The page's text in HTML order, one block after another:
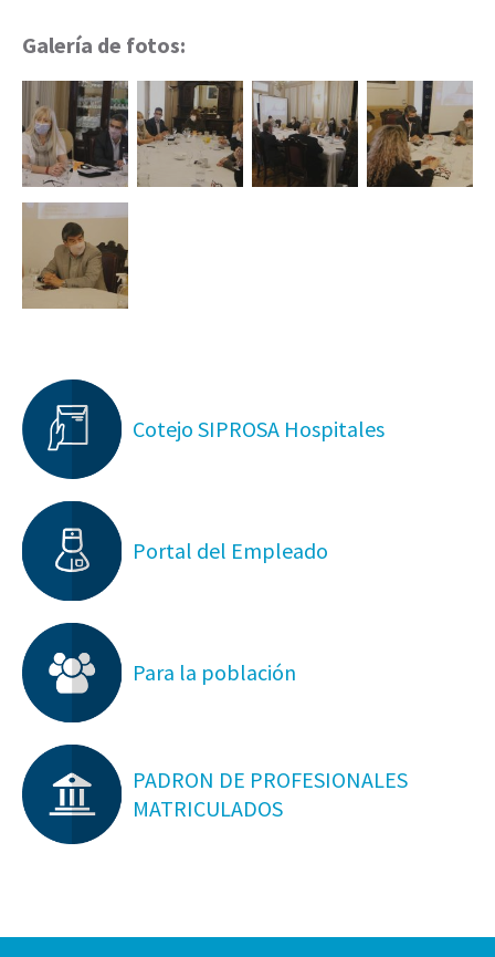
Galería de fotos:
Cotejo SIPROSA Hospitales
Portal del Empleado
Para la población
PADRON DE PROFESIONALES
MATRICULADOS